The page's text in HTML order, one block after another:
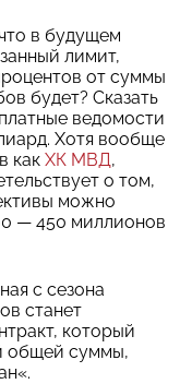
в будущем
лимит,
от суммы
будет? Сказать
ведомости
Хотя вообще
как ХК МВД,
о том,
можно
— 450 миллионов
с сезона
станет
который
общей суммы,